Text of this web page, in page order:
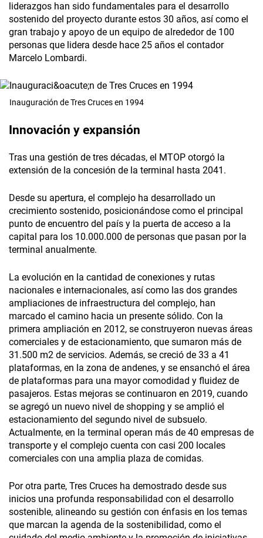
liderazgos han sido fundamentales para el desarrollo
sostenido del proyecto durante estos 30 años, así como el
gran trabajo y apoyo de un equipo de alrededor de 100
personas que lidera desde hace 25 años el contador
Marcelo Lombardi.
Inauguración de Tres Cruces en 1994
Innovación y expansión
Tras una gestión de tres décadas, el MTOP otorgó la
extensión de la concesión de la terminal hasta 2041.
Desde su apertura, el complejo ha desarrollado un
crecimiento sostenido, posicionándose como el principal
punto de encuentro del país y la puerta de acceso a la
capital para los 10.000.000 de personas que pasan por la
terminal anualmente.
La evolución en la cantidad de conexiones y rutas
nacionales e internacionales, así como las dos grandes
ampliaciones de infraestructura del complejo, han
marcado el camino hacia un presente sólido. Con la
primera ampliación en 2012, se construyeron nuevas áreas
comerciales y de estacionamiento, que sumaron más de
31.500 m2 de servicios. Además, se creció de 33 a 41
plataformas, en la zona de andenes, y se ensanchó el área
de plataformas para una mayor comodidad y fluidez de
pasajeros. Estas mejoras se continuaron en 2019, cuando
se agregó un nuevo nivel de shopping y se amplió el
estacionamiento del segundo nivel de subsuelo.
Actualmente, en la terminal operan más de 40 empresas de
transporte y el complejo cuenta con casi 200 locales
comerciales con una amplia plaza de comidas.
Por otra parte, Tres Cruces ha demostrado desde sus
inicios una profunda responsabilidad con el desarrollo
sostenible, alineando su gestión con énfasis en los temas
que marcan la agenda de la sostenibilidad, como el